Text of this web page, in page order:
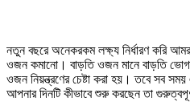
নতুন বছরে অনেকরকম লক্ষ্য নির্ধারণ করি
ওজন কমানো। বাড়তি ওজন মানে বাড়তি
ওজন নিয়ন্ত্রণের চেষ্টা করা হয়। তবে সব
আপনার দিনটি কীভাবে শুরু করছেন তা